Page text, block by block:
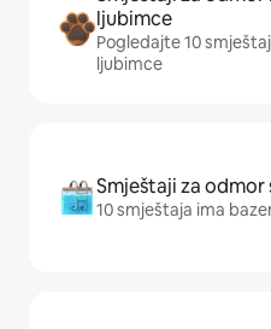
ljubimce
Pogledajte 10
ljubimce
Smještaji za odmor
10 smještaja ima